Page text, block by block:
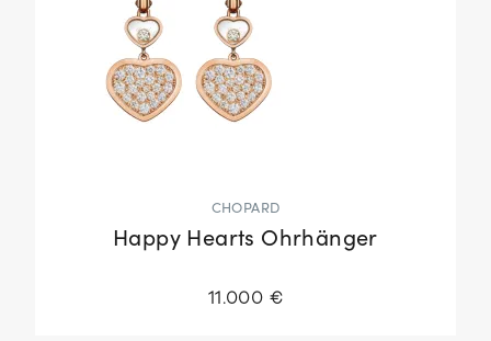
CHOPARD
Happy Hearts Ohrhänger
11.000 €